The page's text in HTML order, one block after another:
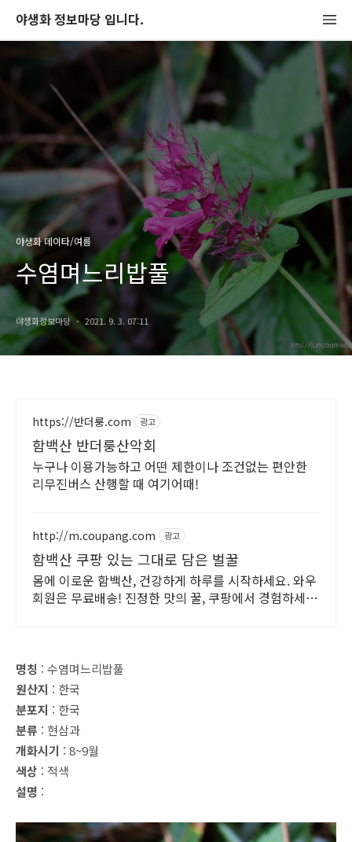
야생화 정보마당 입니다.
야생화 데이타/여름
수염며느리밥풀
야생화정보마당 2021. 9. 3. 07:11
https://반더룽.com 광고
함백산 반더룽산악회
누구나 이용가능하고 어떤 제한이나 조건없는 편안한
리무진버스 산행할 때 여기어때!
http://m.coupang.com 광고
함백산 쿠팡 있는 그대로 담은 벌꿀
몸에 이로운 함백산, 건강하게 하루를 시작하세요. 와우
회원은 무료배송! 진정한 맛의 꿀, 쿠팡에서 경험하세
명칭 : 수염며느리밥풀
원산지 : 한국
분포지 : 한국
분류 : 현삼과
개화시기 : 8~9월
색상 : 적색
설명 :